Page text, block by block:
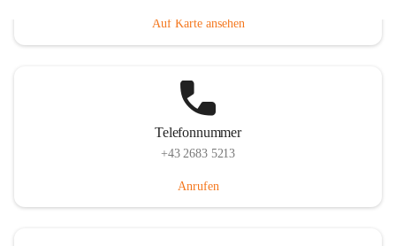
Auf Karte ansehen
Telefonnummer
+43 2683 5213
Anrufen